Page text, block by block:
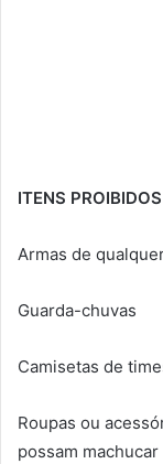
ITENS PROIBIDOS
Armas de
Guarda-chuvas
Camisetas de
Roupas ou
possam machucar